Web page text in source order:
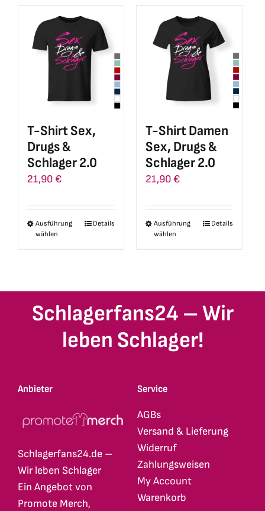
Varianten
auf.
Die
Optionen
auf
Produktseite
gewählt
werden
mehrere
Varianten
auf.
Die
Optionen
können
der
Produktseite
gewählt
T-Shirt Sex,
Drugs &
Schlager 2.0
21,90 €
Ausführung
wählen
Dieses
Varianten
auf.
Die
Optionen
gewählt
Details
T-Shirt Damen
Sex, Drugs &
Schlager 2.0
21,90 €
Ausführung
wählen
Dieses
Varianten
auf.
Optionen
gewählt
Details
Schlagerfans24 – Wir
leben Schlager!
Anbieter
Schlagerfans24.de –
Wir leben Schlager
Ein Angebot von
Promote Merch,
Service
AGBs
Versand & Lieferung
Widerruf
Zahlungsweisen
My Account
Warenkorb